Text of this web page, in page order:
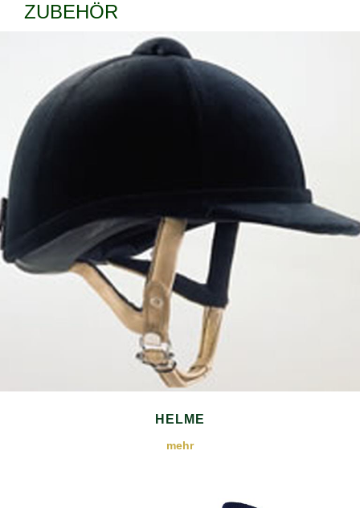
ZUBEHÖR
HELME
mehr